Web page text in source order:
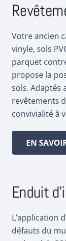
Votre ancien
vinyle, sols
parquet
propose la
sols. Adaptés
revêtements
convivialité à
EN
Enduit
L’application
défauts du